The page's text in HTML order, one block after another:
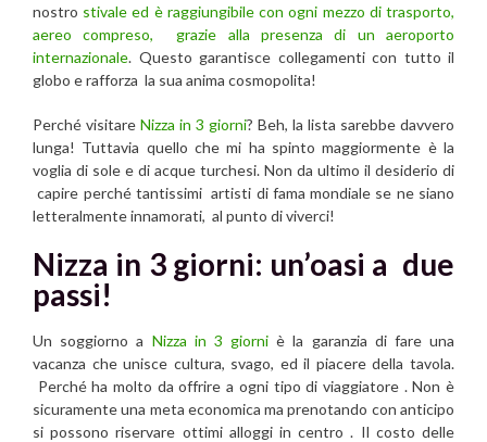
nostro stivale ed è raggiungibile con ogni mezzo di trasporto,
aereo compreso, grazie alla presenza di un aeroporto
internazionale. Questo garantisce collegamenti con tutto il
globo e rafforza la sua anima cosmopolita!
Perché visitare Nizza in 3 giorni? Beh, la lista sarebbe davvero
lunga! Tuttavia quello che mi ha spinto maggiormente è la
voglia di sole e di acque turchesi. Non da ultimo il desiderio di
capire perché tantissimi artisti di fama mondiale se ne siano
letteralmente innamorati, al punto di viverci!
Nizza in 3 giorni: un’oasi a due
passi!
Un soggiorno a Nizza in 3 giorni è la garanzia di fare una
vacanza che unisce cultura, svago, ed il piacere della tavola.
Perché ha molto da offrire a ogni tipo di viaggiatore . Non è
sicuramente una meta economica ma prenotando con anticipo
si possono riservare ottimi alloggi in centro . Il costo delle